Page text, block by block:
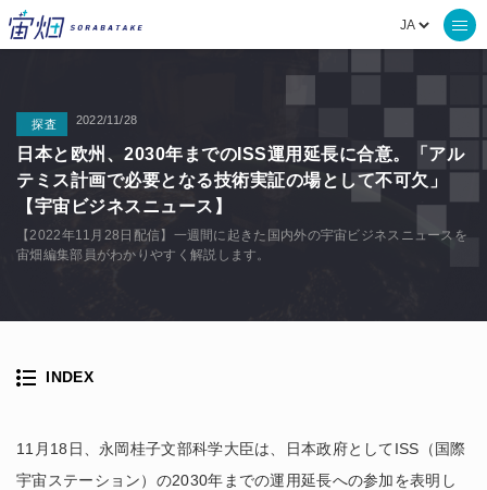
探査 2022/11/28
日本と欧州、2030年までのISS運用延長に合意。「アル
テミス計画で必要となる技術実証の場として不可欠」
【宇宙ビジネスニュース】
【2022年11月28日配信】一週間に起きた国内外の宇宙ビジネスニュースを
宙畑編集部員がわかりやすく解説します。
11月18日、永岡桂子文部科学大臣は、日本政府としてISS（国際
宇宙ステーション）の2030年までの運用延長への参加を表明し
INDEX